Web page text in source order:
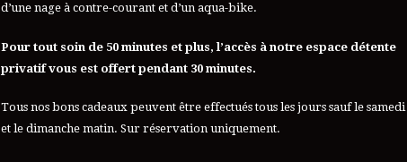
d’une nage à contre-courant et d’un aqua-bike.
Pour tout soin de 50 minutes et plus, l’accès à notre espace détente
privatif vous est offert pendant 30 minutes.
Tous nos bons cadeaux peuvent être effectués tous les jours sauf le samedi
et le dimanche matin. Sur réservation uniquement.